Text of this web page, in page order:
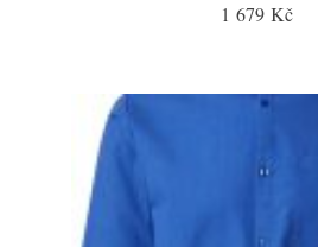
1 679 Kč